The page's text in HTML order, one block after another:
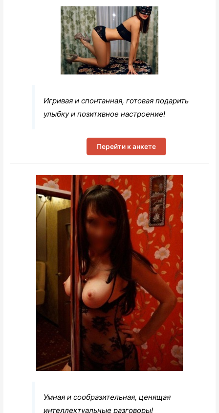
Игривая и спонтанная, готовая подарить
улыбку и позитивное настроение!
Перейти к анкете
Умная и сообразительная, ценящая
интеллектуальные разговоры!